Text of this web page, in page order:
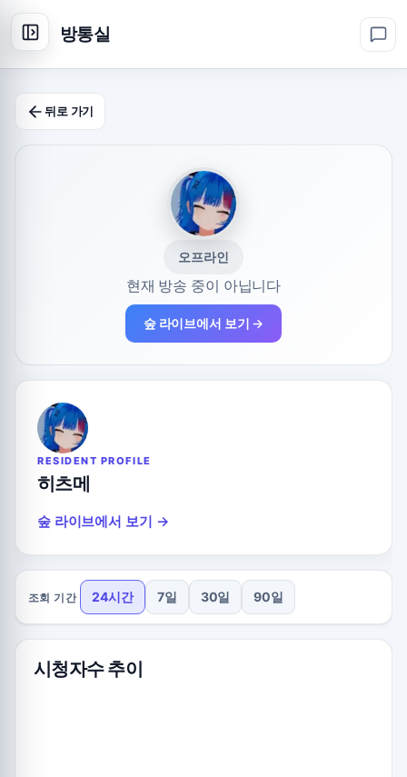
방통실
뒤로 가기
오프라인
현재 방송 중이 아닙니다
숲 라이브에서 보기 →
RESIDENT PROFILE
히츠메
숲 라이브에서 보기 →
조회 기간 24시간 7일 30일 90일
시청자수 추이